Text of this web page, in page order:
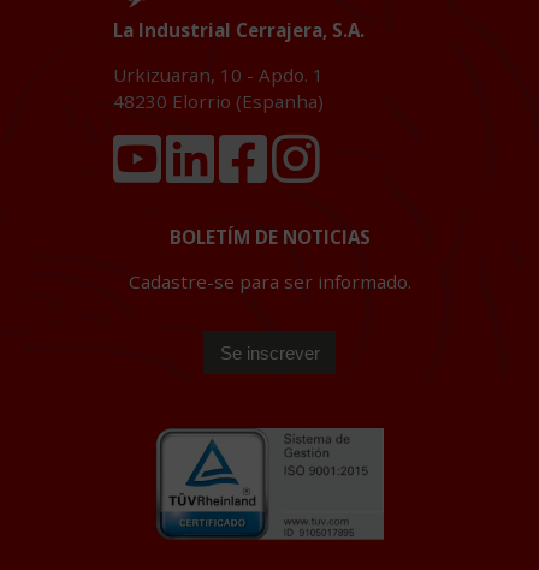
La Industrial Cerrajera, S.A.
Urkizuaran, 10 - Apdo. 1
48230 Elorrio (Espanha)
BOLETÍM DE NOTICIAS
Cadastre-se para ser informado.